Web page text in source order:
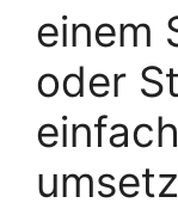
einem
oder